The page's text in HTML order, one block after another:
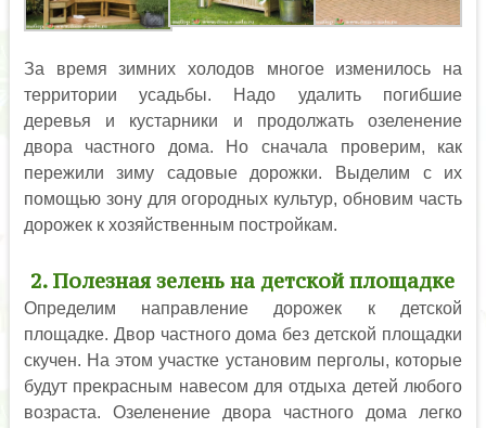
За время зимних холодов многое изменилось на
территории усадьбы. Надо удалить погибшие
деревья и кустарники и продолжать озеленение
двора частного дома. Но сначала проверим, как
пережили зиму садовые дорожки. Выделим с их
помощью зону для огородных культур, обновим часть
дорожек к хозяйственным постройкам.
2. Полезная зелень на детской площадке
Определим направление дорожек к детской
площадке. Двор частного дома без детской площадки
скучен. На этом участке установим перголы, которые
будут прекрасным навесом для отдыха детей любого
возраста. Озеленение двора частного дома легко